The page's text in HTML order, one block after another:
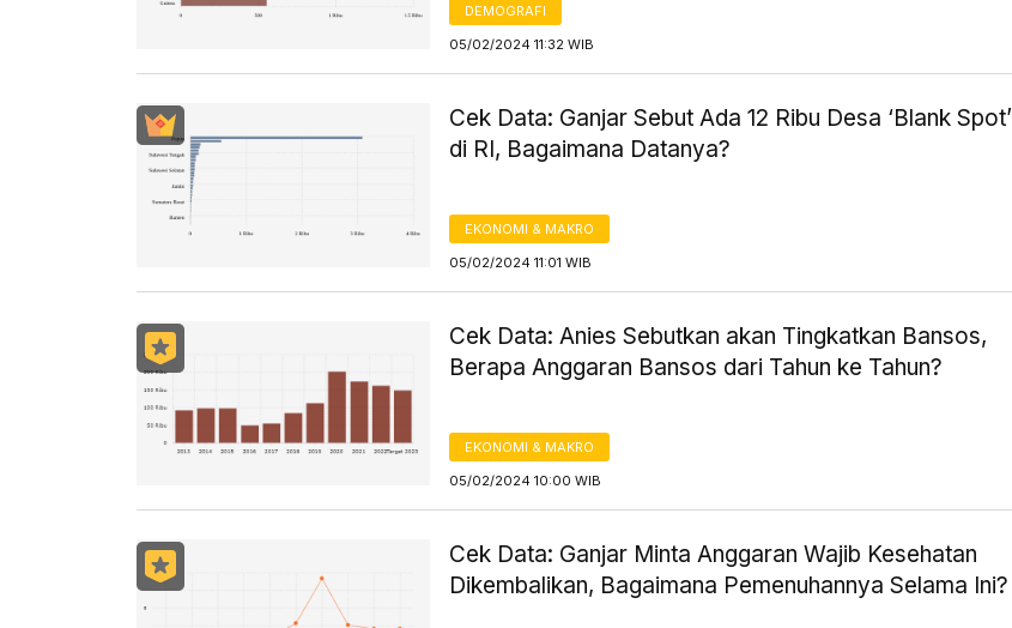
DEMOGRAFI
05/02/2024 11:32 WIB
Cek Data: Ganjar Sebut Ada 12 Ribu Desa ‘Blank Spot’
di RI, Bagaimana Datanya?
EKONOMI & MAKRO
05/02/2024 11:01 WIB
Cek Data: Anies Sebutkan akan Tingkatkan Bansos,
Berapa Anggaran Bansos dari Tahun ke Tahun?
EKONOMI & MAKRO
05/02/2024 10:00 WIB
Cek Data: Ganjar Minta Anggaran Wajib Kesehatan
Dikembalikan, Bagaimana Pemenuhannya Selama Ini?